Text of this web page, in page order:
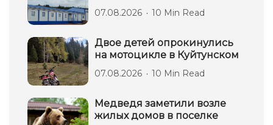
07.08.2026 10 Min Read
Двое детей опрокинулись
на мотоцикле в Куйтунском
07.08.2026 10 Min Read
Медведя заметили возле
жилых домов в поселке